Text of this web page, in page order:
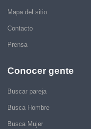
Mapa del sitio
Contacto
Prensa
Conocer gente
Buscar pareja
Busca Hombre
Busca Mujer